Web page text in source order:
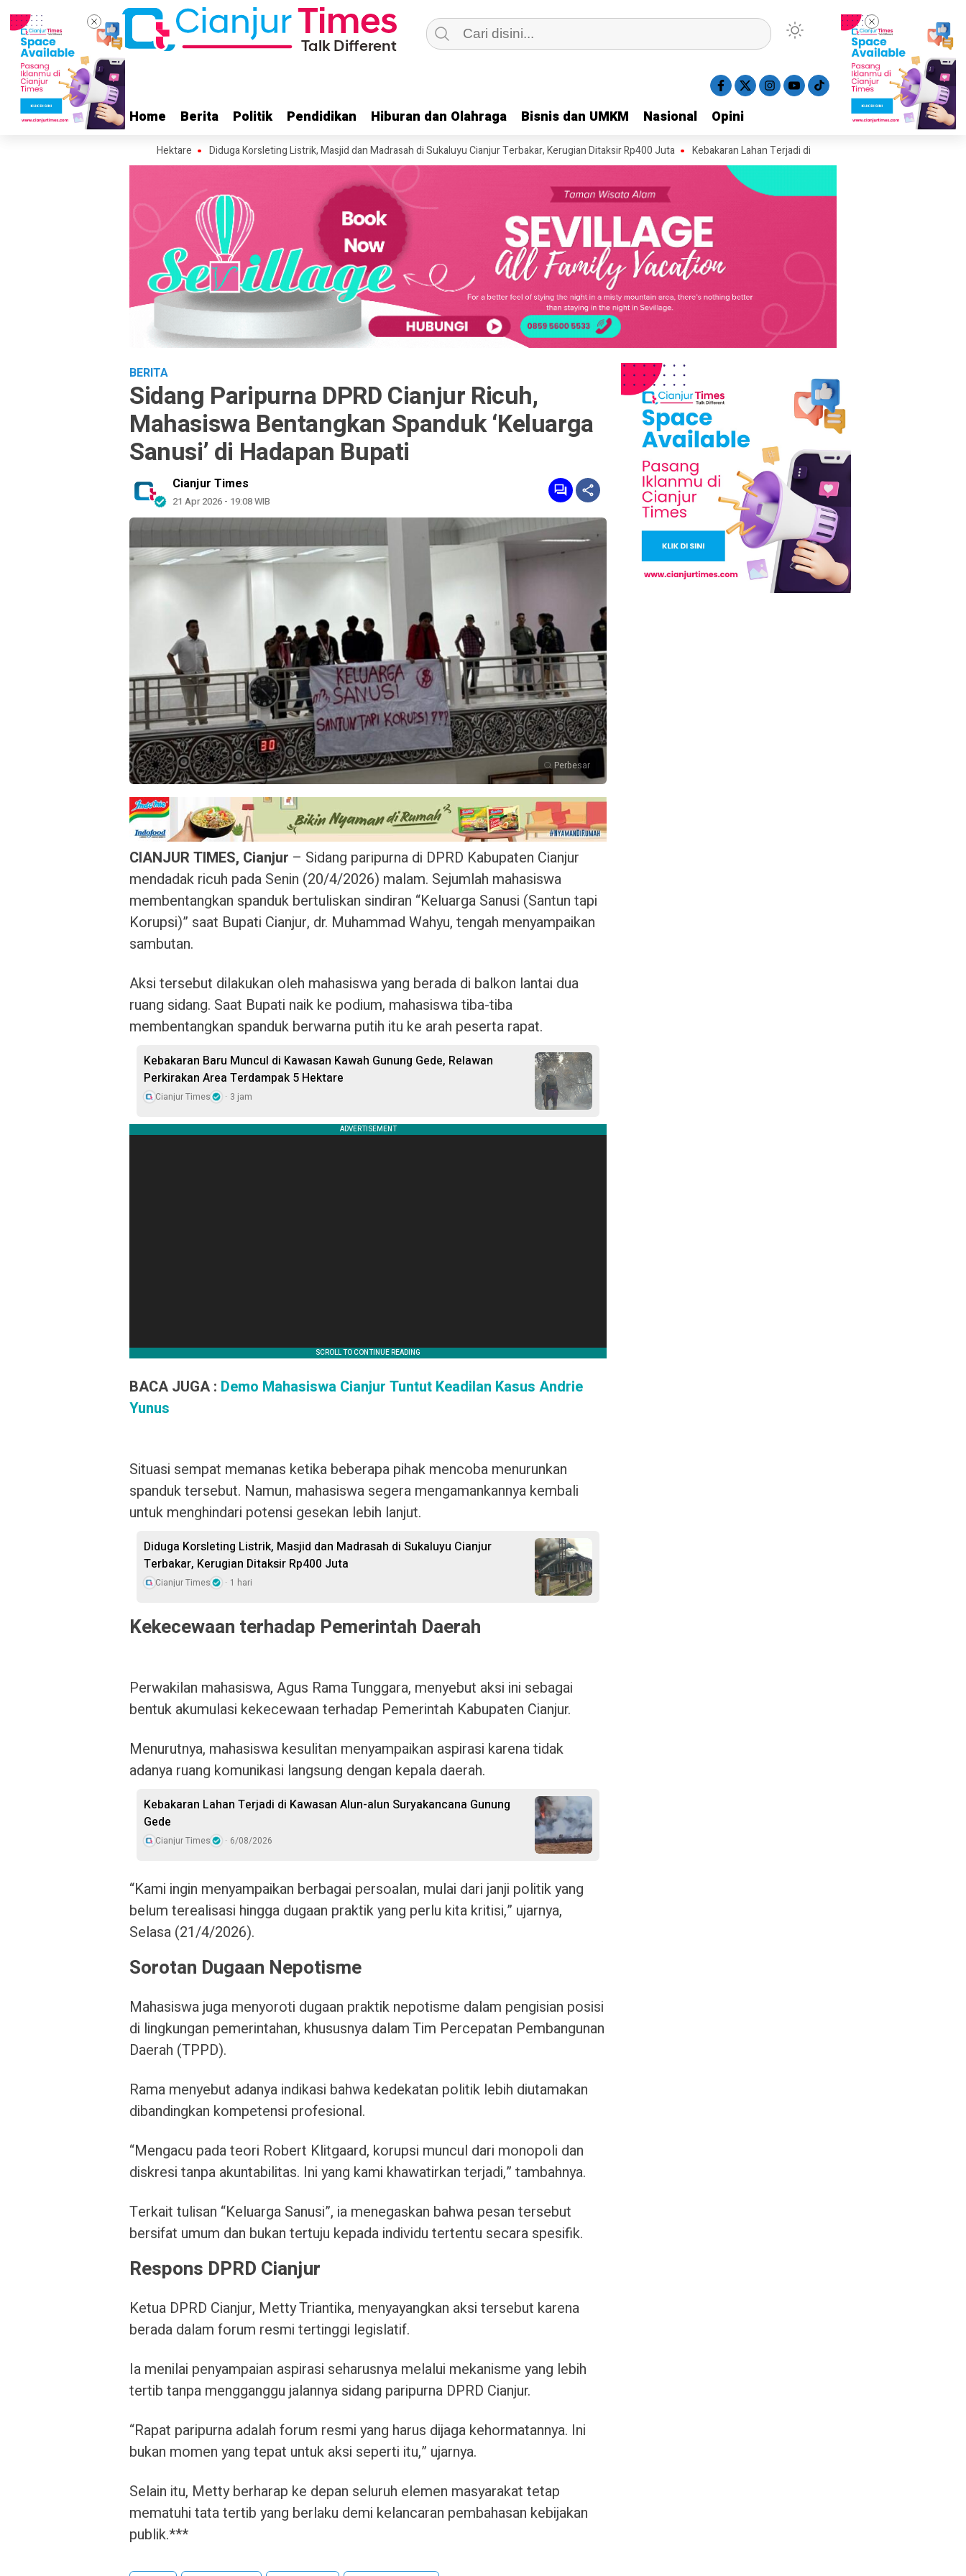
Home Berita Politik Pendidikan Hiburan dan Olahraga Bisnis dan UMKM Nasional Opini
Home Berita Politik Pendidikan Hiburan dan Olahraga Bisnis dan UMKM Nasional Opini
Diduga Korsleting Listrik, Masjid dan Madrasah di Sukaluyu Cianjur Terbakar, Kerugian Ditaksir Rp400 Juta Kebakaran Lahan Terjadi di Kawasan Alun-alun Suryakancana Gunung
BERITA
Sidang Paripurna DPRD Cianjur Ricuh,
Mahasiswa Bentangkan Spanduk ‘Keluarga
Sanusi’ di Hadapan Bupati
Cianjur Times
21 Apr 2026 - 19:08 WIB
Perbesar
CIANJUR TIMES, Cianjur – Sidang paripurna di DPRD Kabupaten Cianjur
mendadak ricuh pada Senin (20/4/2026) malam. Sejumlah mahasiswa
membentangkan spanduk bertuliskan sindiran “Keluarga Sanusi (Santun tapi
Korupsi)” saat Bupati Cianjur, dr. Muhammad Wahyu, tengah menyampaikan
sambutan.
Aksi tersebut dilakukan oleh mahasiswa yang berada di balkon lantai dua
ruang sidang. Saat Bupati naik ke podium, mahasiswa tiba-tiba
membentangkan spanduk berwarna putih itu ke arah peserta rapat.
Kebakaran Baru Muncul di Kawasan Kawah Gunung Gede, Relawan
Perkirakan Area Terdampak 5 Hektare
Cianjur Times 3 jam
BACA JUGA : Demo Mahasiswa Cianjur Tuntut Keadilan Kasus Andrie
Yunus
Situasi sempat memanas ketika beberapa pihak mencoba menurunkan
spanduk tersebut. Namun, mahasiswa segera mengamankannya kembali
untuk menghindari potensi gesekan lebih lanjut.
Diduga Korsleting Listrik, Masjid dan Madrasah di Sukaluyu Cianjur
Terbakar, Kerugian Ditaksir Rp400 Juta
Cianjur Times 1 hari
Kekecewaan terhadap Pemerintah Daerah
Perwakilan mahasiswa, Agus Rama Tunggara, menyebut aksi ini sebagai
bentuk akumulasi kekecewaan terhadap Pemerintah Kabupaten Cianjur.
Menurutnya, mahasiswa kesulitan menyampaikan aspirasi karena tidak
adanya ruang komunikasi langsung dengan kepala daerah.
Kebakaran Lahan Terjadi di Kawasan Alun-alun Suryakancana Gunung
Gede
Cianjur Times 6/08/2026
“Kami ingin menyampaikan berbagai persoalan, mulai dari janji politik yang
belum terealisasi hingga dugaan praktik yang perlu kita kritisi,” ujarnya,
Selasa (21/4/2026).
Sorotan Dugaan Nepotisme
Mahasiswa juga menyoroti dugaan praktik nepotisme dalam pengisian posisi
di lingkungan pemerintahan, khususnya dalam Tim Percepatan Pembangunan
Daerah (TPPD).
Rama menyebut adanya indikasi bahwa kedekatan politik lebih diutamakan
dibandingkan kompetensi profesional.
“Mengacu pada teori Robert Klitgaard, korupsi muncul dari monopoli dan
diskresi tanpa akuntabilitas. Ini yang kami khawatirkan terjadi,” tambahnya.
Terkait tulisan “Keluarga Sanusi”, ia menegaskan bahwa pesan tersebut
bersifat umum dan bukan tertuju kepada individu tertentu secara spesifik.
Respons DPRD Cianjur
Ketua DPRD Cianjur, Metty Triantika, menyayangkan aksi tersebut karena
berada dalam forum resmi tertinggi legislatif.
Ia menilai penyampaian aspirasi seharusnya melalui mekanisme yang lebih
tertib tanpa mengganggu jalannya sidang paripurna DPRD Cianjur.
“Rapat paripurna adalah forum resmi yang harus dijaga kehormatannya. Ini
bukan momen yang tepat untuk aksi seperti itu,” ujarnya.
Selain itu, Metty berharap ke depan seluruh elemen masyarakat tetap
mematuhi tata tertib yang berlaku demi kelancaran pembahasan kebijakan
publik.***